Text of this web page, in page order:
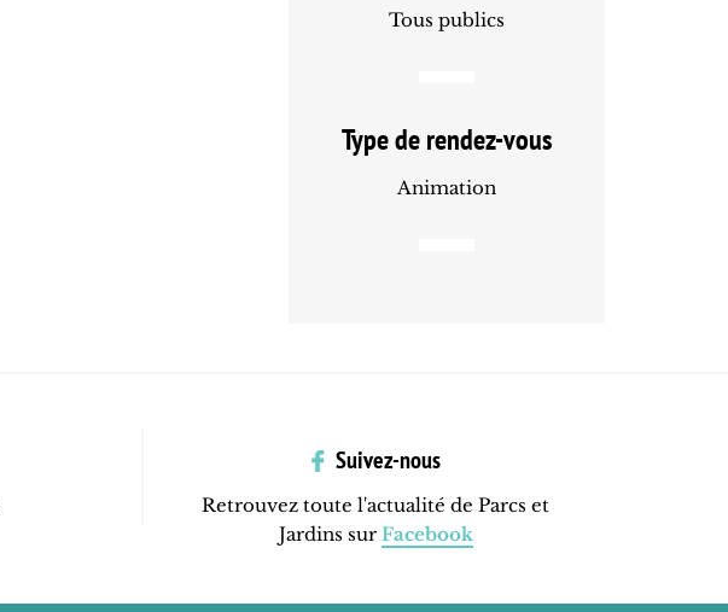
Tous publics
Type de rendez-vous
Animation
Suivez-nous
Retrouvez toute l'actualité de Parcs et
Jardins sur Facebook